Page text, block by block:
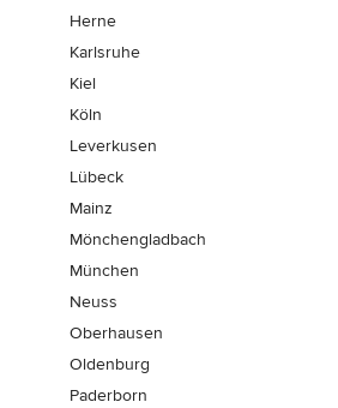
Herne
Karlsruhe
Kiel
Köln
Leverkusen
Lübeck
Mainz
Mönchen­gladbach
München
Neuss
Oberhausen
Oldenburg
Paderborn